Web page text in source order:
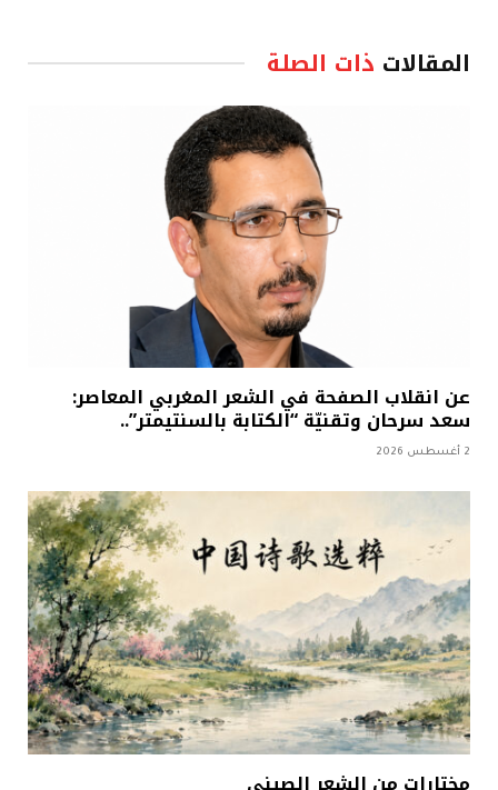
المقالات ذات الصلة
عن انقلاب الصفحة في الشعر المغربي المعاصر:
سعد سرحان وتقنيّة “الكتابة بالسنتيمتر”..
2 أغسطس 2026